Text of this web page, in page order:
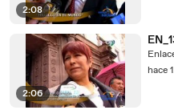
2:08
2:06
hace